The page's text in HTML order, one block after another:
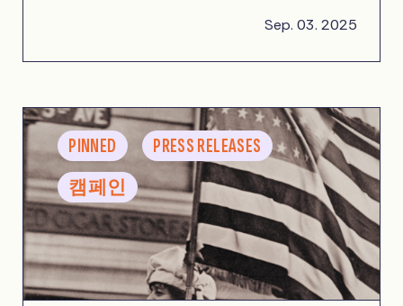
Sep. 03. 2025
PINNED
PRESS RELEASES
캠페인